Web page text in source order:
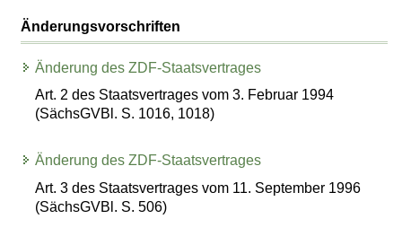
Änderungsvorschriften
Änderung des ZDF-Staatsvertrages
Art. 2 des Staatsvertrages vom 3. Februar 1994
(SächsGVBl. S. 1016, 1018)
Änderung des ZDF-Staatsvertrages
Art. 3 des Staatsvertrages vom 11. September 1996
(SächsGVBl. S. 506)